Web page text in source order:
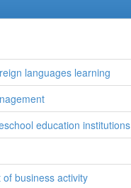
languages learning
education institutions
business activity